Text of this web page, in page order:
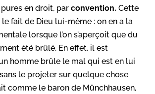
en droit, par convention. Cette
fait de Dieu lui-même : on en a la
lorsque l’on s’aperçoit que du
été brûlé. En effet, il est
homme brûle le mal qui est en lui
le projeter sur quelque chose
comme le baron de Münchhausen,